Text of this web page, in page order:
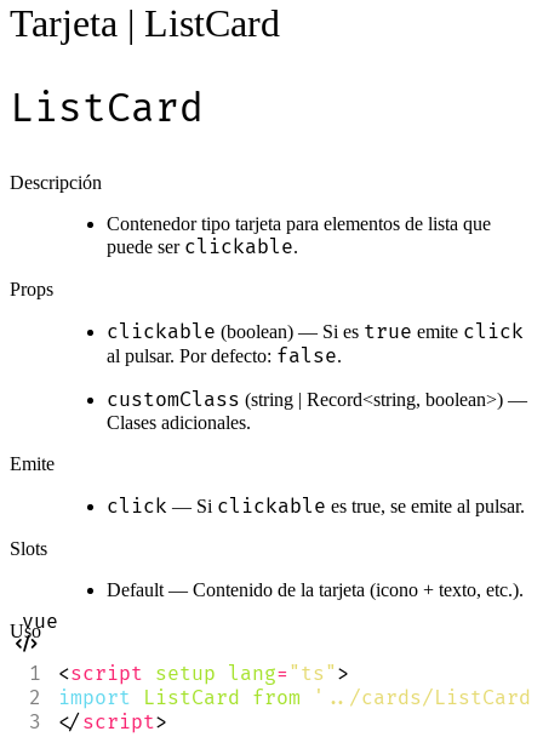
Tarjeta | ListCard
ListCard
Descripción
Contenedor tipo tarjeta para elementos de lista que
puede ser clickable.
Props
clickable (boolean) — Si es true emite click
al pulsar. Por defecto: false.
customClass (string | Record<string, boolean>) —
Clases adicionales.
Emite
click — Si clickable es true, se emite al pulsar.
Slots
Default — Contenido de la tarjeta (icono + texto, etc.).
Uso
<script setup lang= "ts" >
import
ListCard from
'../cards/
</ script>